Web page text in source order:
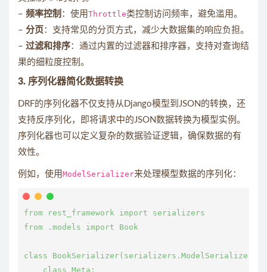
– 频率控制 ：使用Throttle类控制访问频率，避免滥用。
– 分页 ：支持常见的分页方式，减少大数据集的响应负担。
– 过滤和排序：通过内置的过滤器和排序器，支持对查询结
果的细粒度控制。
3. 序列化器简化数据转换
DRF的序列化器不仅支持从Django模型到JSON的转换，还
支持反序列化，即将请求中的JSON数据转换为模型实例。
序列化器也可以定义复杂的数据验证逻辑，确保数据的有
效性。
例如，使用ModelSerializer来处理模型数据的序列化：
from rest_framework import serializers
from .models import Book
class BookSerializer(serializers.ModelSerializer):
    class Meta: